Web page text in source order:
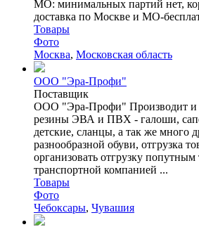
МО: минимальных партий нет,
доставка по Москве и МО-
Товары
Фото
Москва, Московская область
ООО "Эра-Профи"
Поставщик
ООО "Эра-Профи" Производит и
резины ЭВА и ПВХ - галоши,
детские, сланцы, а так же много
разнообразной обуви, отгрузка
организовать отгрузку
транспортной компанией ...
Товары
Фото
Чебоксары, Чувашия